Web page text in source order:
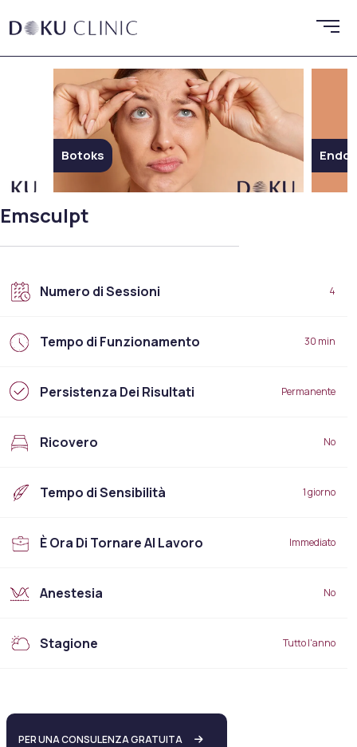
Botoks
Emsculpt
Numero di Sessioni 4
Tempo di Funzionamento 30 min
Persistenza Dei Risultati Permanente
Ricovero No
Tempo di Sensibilità 1 giorno
È Ora Di Tornare Al Lavoro Immediato
Anestesia No
Stagione Tutto l'anno
PER UNA CONSULENZA GRATUITA